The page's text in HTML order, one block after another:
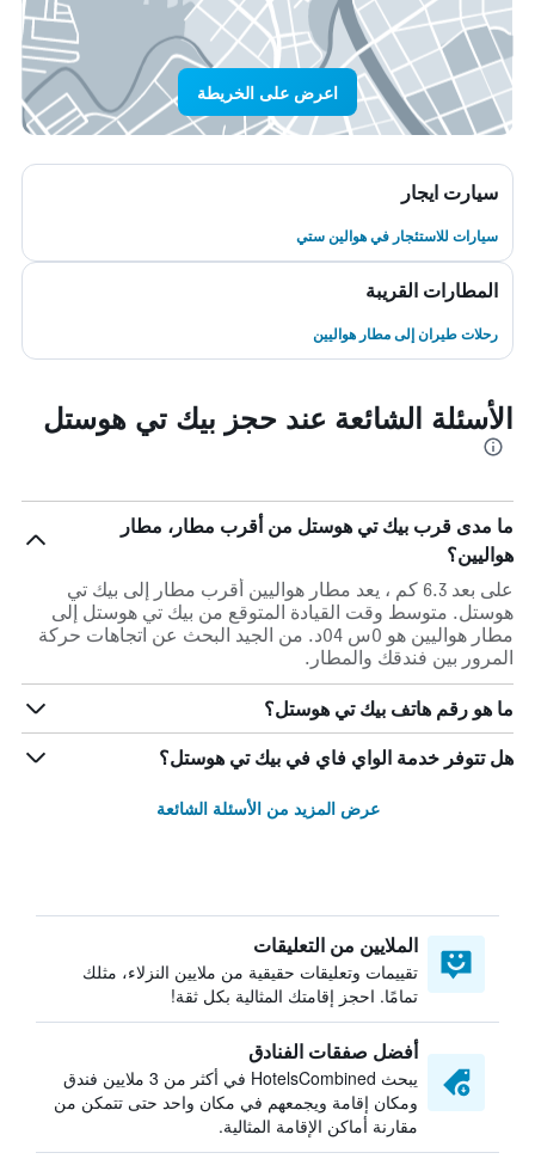
اعرض على الخريطة
سيارت ايجار
سيارات للاستئجار في هوالين ستي
المطارات القريبة
رحلات طيران إلى مطار هواليين
الأسئلة الشائعة عند حجز بيك تي هوستل
ما مدى قرب بيك تي هوستل من أقرب مطار، مطار
هواليين؟
على بعد 6.3 كم ، يعد مطار هواليين أقرب مطار إلى بيك تي
هوستل. متوسط وقت القيادة المتوقع من بيك تي هوستل إلى
مطار هواليين هو 0س 04د. من الجيد البحث عن اتجاهات حركة
المرور بين فندقك والمطار.
ما هو رقم هاتف بيك تي هوستل؟
هل تتوفر خدمة الواي فاي في بيك تي هوستل؟
عرض المزيد من الأسئلة الشائعة
الملايين من التعليقات
تقييمات وتعليقات حقيقية من ملايين النزلاء، مثلك
تمامًا. احجز إقامتك المثالية بكل ثقة!
أفضل صفقات الفنادق
يبحث HotelsCombined في أكثر من 3 ملايين فندق
ومكان إقامة ويجمعهم في مكان واحد حتى تتمكن من
مقارنة أماكن الإقامة المثالية.